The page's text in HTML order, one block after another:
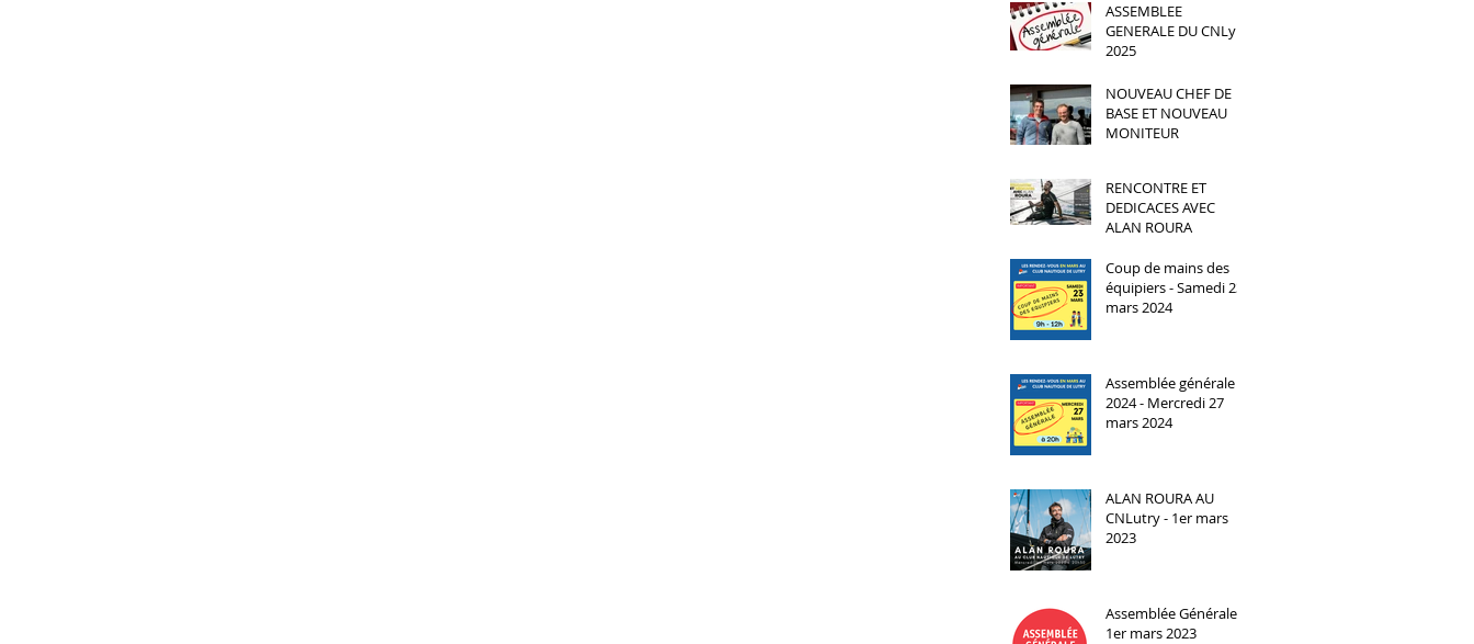
ASSEMBLEE
GENERALE DU CNLy
2025
NOUVEAU CHEF DE
BASE ET NOUVEAU
MONITEUR
RENCONTRE ET
DEDICACES AVEC
ALAN ROURA
Coup de mains des
équipiers - Samedi 23
mars 2024
Assemblée générale
2024 - Mercredi 27
mars 2024
ALAN ROURA AU
CNLutry - 1er mars
2023
Assemblée Générale -
1er mars 2023